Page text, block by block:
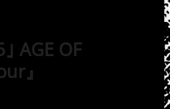
AGE OF
』